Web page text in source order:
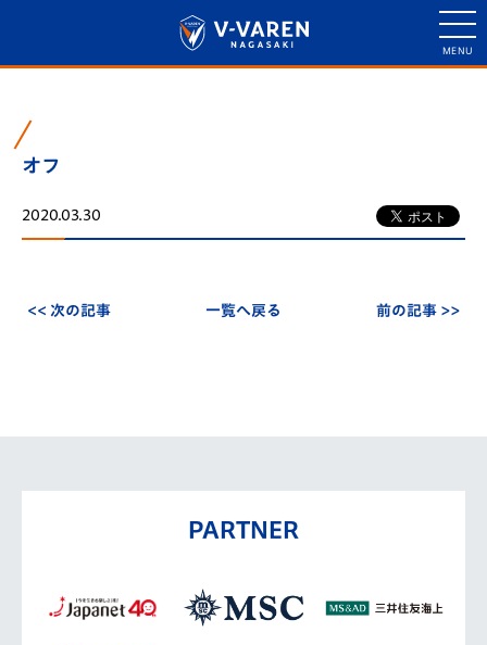
オフ
2020.03.30
<< 次の記事 一覧へ戻る 前の記事 >>
PARTNER